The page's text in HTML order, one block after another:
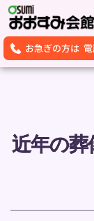
お急ぎの方は
近年の葬